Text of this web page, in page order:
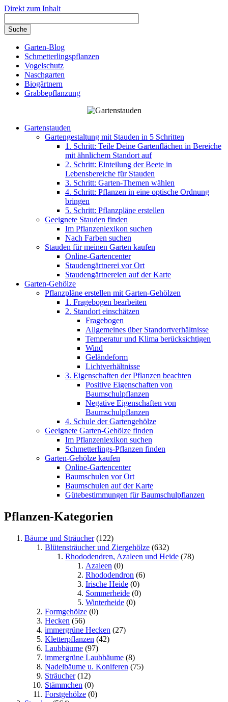
Direkt zum Inhalt
Garten-Blog
Schmetterlingspflanzen
Vogelschutz
Naschgarten
Biogärtnern
Grabbepflanzung
Gartenstauden
Gartengestaltung mit Stauden in 5 Schritten
1. Schritt: Teile Deine Gartenflächen in Bereiche
mit ähnlichem Standort auf
2. Schritt: Einteilung der Beete in
Lebensbereiche für Stauden
3. Schritt: Garten-Themen wählen
4. Schritt: Pflanzen in eine optische Ordnung
bringen
5. Schritt: Pflanzpläne erstellen
Geeignete Stauden finden
Im Pflanzenlexikon suchen
Nach Farben suchen
Stauden für meinen Garten kaufen
Online-Gartencenter
Staudengärtnerei vor Ort
Staudengärtnereien auf der Karte
Garten-Gehölze
Pflanzpläne erstellen mit Garten-Gehölzen
1. Fragebogen bearbeiten
2. Standort einschätzen
Fragebogen
Allgemeines über Standortverhältnisse
Temperatur und Klima berücksichtigen
Wind
Geländeform
Lichtverhältnisse
3. Eigenschaften der Pflanzen beachten
Positive Eigenschaften von
Baumschulpflanzen
Negative Eigenschaften von
Baumschulpflanzen
4. Schule der Gartengehölze
Geeignete Garten-Gehölze finden
Im Pflanzenlexikon suchen
Schmetterlings-Pflanzen finden
Garten-Gehölze kaufen
Online-Gartencenter
Baumschulen vor Ort
Baumschulen auf der Karte
Gütebestimmungen für Baumschulpflanzen
Pflanzen-Kategorien
Bäume und Sträucher(122)
Blütensträucher und Ziergehölze (632)
Rhododendren, Azaleen und Heide (78)
Azaleen (0)
Rhododendron (6)
Irische Heide (0)
Sommerheide (0)
Winterheide (0)
Formgehölze (0)
Hecken (56)
immergrüne Hecken (27)
Kletterpflanzen (42)
Laubbäume (97)
immergrüne Laubbäume (8)
Nadelbäume u. Koniferen (75)
Sträucher(12)
Stämmchen (0)
Forstgehölze (0)